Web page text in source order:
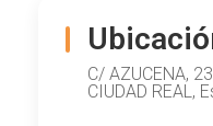
C/ AZUCENA,
CIUDAD REAL,